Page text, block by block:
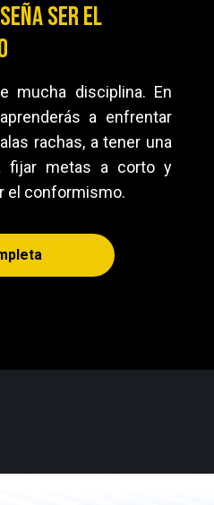
ser el
mucha disciplina. En
a enfrentar
rachas, a tener una
fijar metas a corto y
el conformismo.